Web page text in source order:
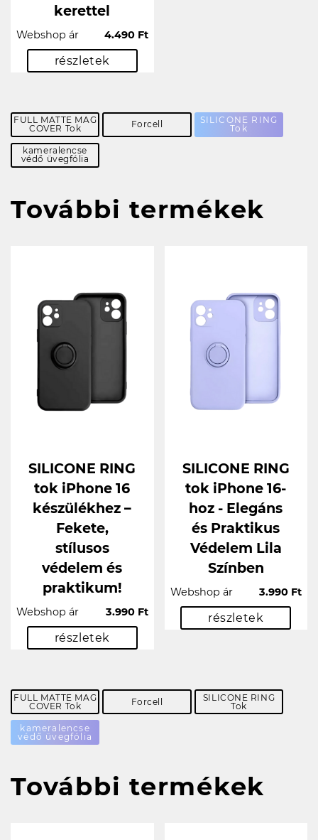
kerettel
Webshop ár 4.490 Ft
részletek
FULL MATTE MAG
COVER Tok
Forcell
SILICONE RING
Tok
kameralencse
védő üvegfólia
További termékek
SILICONE RING
tok iPhone 16
készülékhez –
Fekete,
stílusos
védelem és
praktikum!
Webshop ár 3.990 Ft
részletek
SILICONE RING
tok iPhone 16-
hoz - Elegáns
és Praktikus
Védelem Lila
Színben
Webshop ár 3.990 Ft
részletek
FULL MATTE MAG
COVER Tok
Forcell
SILICONE RING
Tok
kameralencse
védő üvegfólia
További termékek